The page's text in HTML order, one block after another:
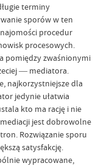
terminy
sporów w ten
procedur
procesowych.
pomiędzy zwaśnionymi
― mediatora.
najkorzystniejsze dla
jedynie ułatwia
kto ma rację i nie
jest dobrowolne
Rozwiązanie sporu
satysfakcję.
wypracowane,